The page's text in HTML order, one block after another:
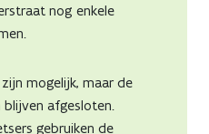
nog enkele
mogelijk, maar de
afgesloten.
gebruiken de